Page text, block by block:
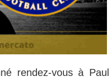
rendez-vous à Paul